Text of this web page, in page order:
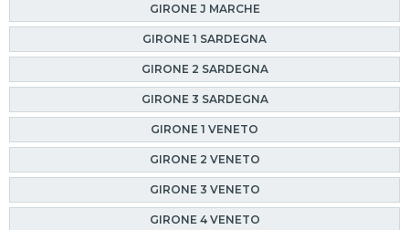
GIRONE J MARCHE
GIRONE 1 SARDEGNA
GIRONE 2 SARDEGNA
GIRONE 3 SARDEGNA
GIRONE 1 VENETO
GIRONE 2 VENETO
GIRONE 3 VENETO
GIRONE 4 VENETO